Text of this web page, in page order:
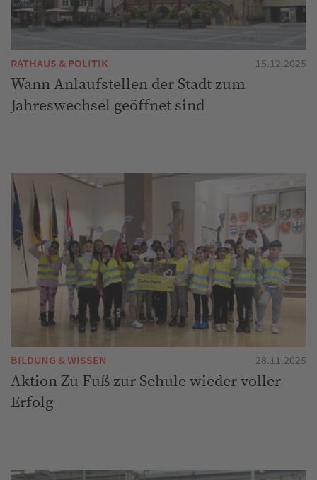
RATHAUS & POLITIK 15.12.2025
Wann Anlaufstellen der Stadt zum
Jahreswechsel geöffnet sind
BILDUNG & WISSEN 28.11.2025
Aktion Zu Fuß zur Schule wieder voller
Erfolg